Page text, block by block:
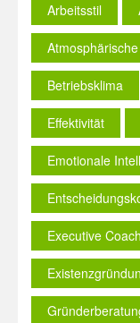
Arbeitsstil
Betriebsklima
Effektivität
Emotionale
Executive